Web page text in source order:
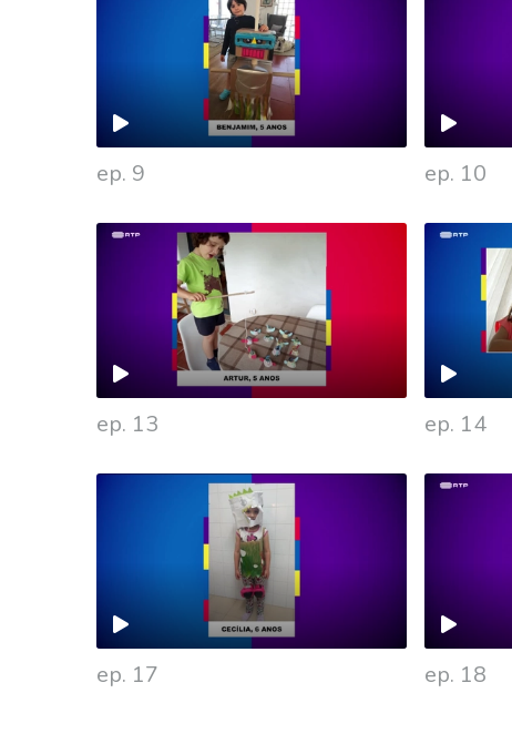
ep. 9 ep. 10
ep. 13 ep. 14
ep. 17 ep. 18